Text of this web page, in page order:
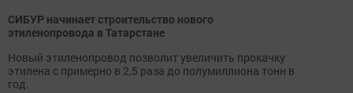
СИБУР начинает строительство нового
этиленопровода в Татарстане
Новый этиленопровод позволит увеличить прокачку
этилена с примерно в 2,5 раза до полумиллиона тонн в
год.